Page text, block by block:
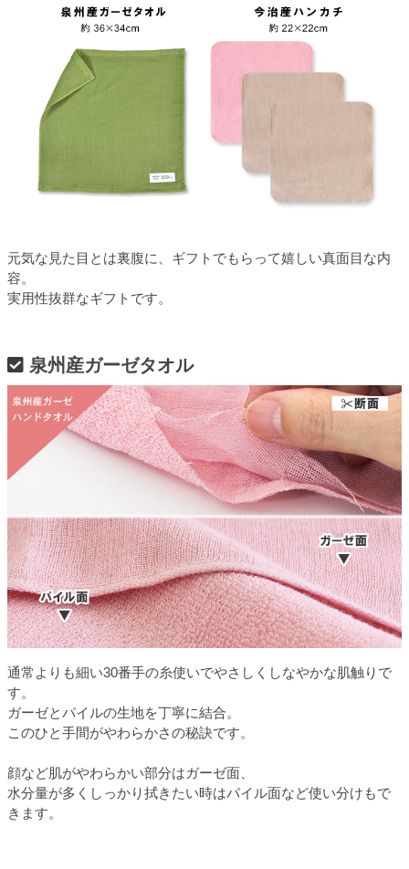
元気な見た目とは裏腹に、ギフトでもらって嬉しい真面目な内
容。
実用性抜群なギフトです。
泉州産ガーゼタオル
通常よりも細い30番手の糸使いでやさしくしなやかな肌触りで
す。
ガーゼとパイルの生地を丁寧に結合。
このひと手間がやわらかさの秘訣です。
顔など肌がやわらかい部分はガーゼ面、
水分量が多くしっかり拭きたい時はパイル面など使い分けもで
きます。